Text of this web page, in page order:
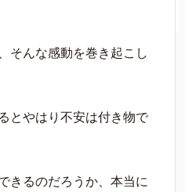
そんな感動を巻き起こし
とやはり不安は付き物で
きるのだろうか、本当に